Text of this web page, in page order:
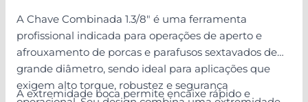
A Chave Combinada 1.3/8" é uma ferramenta
profissional indicada para operações de aperto e
afrouxamento de porcas e parafusos sextavados de
grande diâmetro, sendo ideal para aplicações que
exigem alto torque, robustez e segurança
A extremidade boca permite encaixe rápido e